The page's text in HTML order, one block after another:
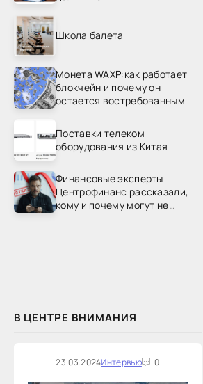
Школа балета
Монета WAXP:как работает
блокчейн и почему он
остается востребованным
Поставки телеком
оборудования из Китая
Финансовые эксперты
Центрофинанс рассказали,
кому и почему могут не
В ЦЕНТРЕ ВНИМАНИЯ
23.03.2024Интервью 0